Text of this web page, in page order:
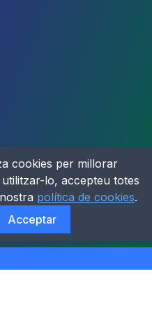
cookies per millorar
lo, accepteu totes
política de cookies.
Acceptar